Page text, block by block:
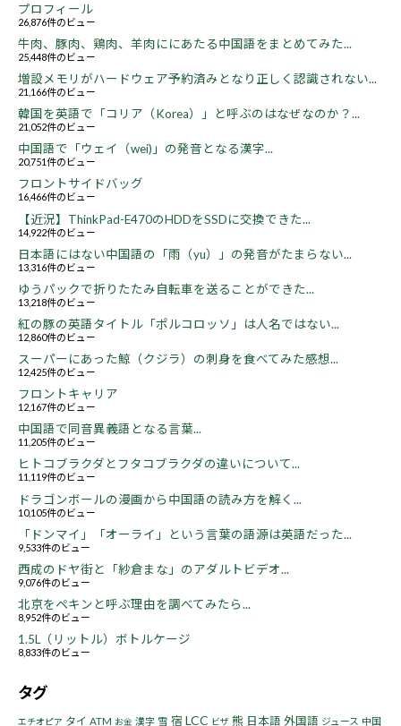
プロフィール
26,876件のビュー
牛肉、豚肉、鶏肉、羊肉ににあたる中国語をまとめてみた...
25,448件のビュー
増設メモリがハードウェア予約済みとなり正しく認識されない...
21,166件のビュー
韓国を英語で「コリア（Korea）」と呼ぶのはなぜなのか？...
21,052件のビュー
中国語で「ウェイ（wei)」の発音となる漢字...
20,751件のビュー
フロントサイドバッグ
16,466件のビュー
【近況】ThinkPad-E470のHDDをSSDに交換できた...
14,922件のビュー
日本語にはない中国語の「雨（yu）」の発音がたまらない...
13,316件のビュー
ゆうパックで折りたたみ自転車を送ることができた...
13,218件のビュー
紅の豚の英語タイトル「ポルコロッソ」は人名ではない...
12,860件のビュー
スーパーにあった鯨（クジラ）の刺身を食べてみた感想...
12,425件のビュー
フロントキャリア
12,167件のビュー
中国語で同音異義語となる言葉...
11,205件のビュー
ヒトコブラクダとフタコブラクダの違いについて...
11,119件のビュー
ドラゴンボールの漫画から中国語の読み方を解く...
10,105件のビュー
「ドンマイ」「オーライ」という言葉の語源は英語だった...
9,533件のビュー
西成のドヤ街と「紗倉まな」のアダルトビデオ...
9,076件のビュー
北京をペキンと呼ぶ理由を調べてみたら...
8,952件のビュー
1.5L（リットル）ボトルケージ
8,833件のビュー
タグ
エチオピア タイ ATM お金 漢字 雪 宿 LCC ビザ 熊 日本語 外国語 ジュース 中国